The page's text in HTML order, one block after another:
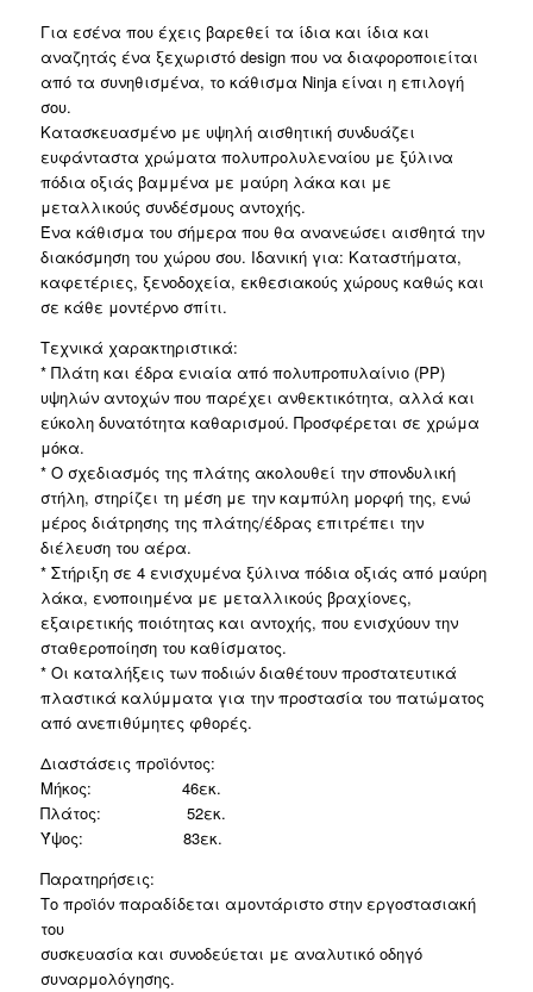
Για εσένα που έχεις βαρεθεί τα ίδια και ίδια και
αναζητάς ένα ξεχωριστό design που να διαφοροποιείται
από τα συνηθισμένα, το κάθισμα Ninja είναι η επιλογή
σου.
Κατασκευασμένο με υψηλή αισθητική συνδυάζει
ευφάνταστα χρώματα πολυπρολυλεναίου με ξύλινα
πόδια οξιάς βαμμένα με μαύρη λάκα και με
μεταλλικούς συνδέσμους αντοχής.
Ένα κάθισμα του σήμερα που θα ανανεώσει αισθητά την
διακόσμηση του χώρου σου. Ιδανική για: Καταστήματα,
καφετέριες, ξενοδοχεία, εκθεσιακούς χώρους καθώς και
σε κάθε μοντέρνο σπίτι.
Τεχνικά χαρακτηριστικά:
* Πλάτη και έδρα ενιαία από πολυπροπυλαίνιο (PP)
υψηλών αντοχών που παρέχει ανθεκτικότητα, αλλά και
εύκολη δυνατότητα καθαρισμού. Προσφέρεται σε χρώμα
μόκα.
* Ο σχεδιασμός της πλάτης ακολουθεί την σπονδυλική
στήλη, στηρίζει τη μέση με την καμπύλη μορφή της, ενώ
μέρος διάτρησης της πλάτης/έδρας επιτρέπει την
διέλευση του αέρα.
* Στήριξη σε 4 ενισχυμένα ξύλινα πόδια οξιάς από μαύρη
λάκα, ενοποιημένα με μεταλλικούς βραχίονες,
εξαιρετικής ποιότητας και αντοχής, που ενισχύουν την
σταθεροποίηση του καθίσματος.
* Οι καταλήξεις των ποδιών διαθέτουν προστατευτικά
πλαστικά καλύμματα για την προστασία του πατώματος
από ανεπιθύμητες φθορές.
Διαστάσεις προϊόντος:
Μήκος: 46εκ.
Πλάτος: 52εκ.
Ύψος: 83εκ.
Παρατηρήσεις:
Το προϊόν παραδίδεται αμοντάριστο στην εργοστασιακή
του
συσκευασία και συνοδεύεται με αναλυτικό οδηγό
συναρμολόγησης.